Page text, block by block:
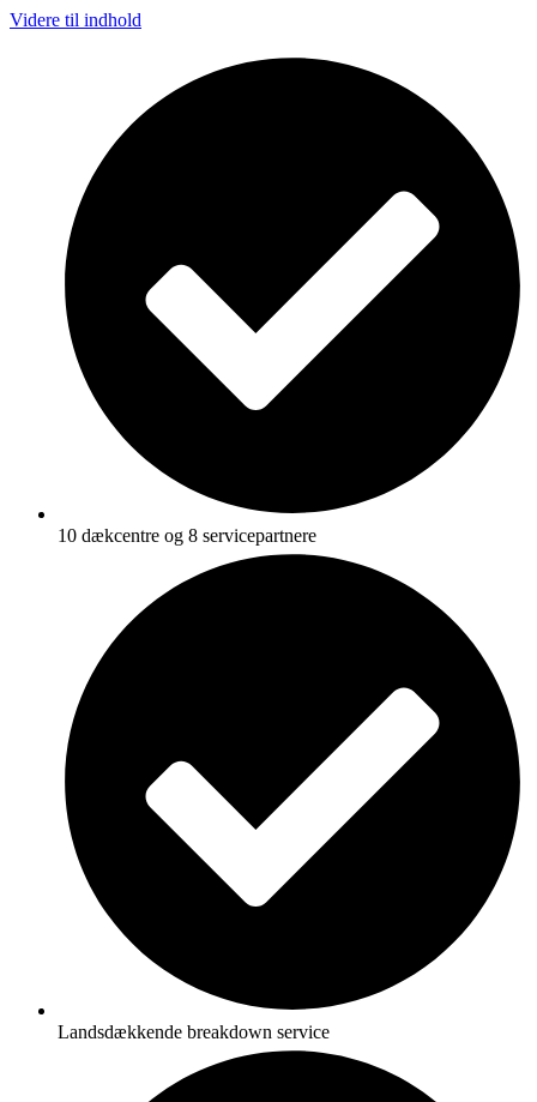
Videre til indhold
10 dækcentre og 8 servicepartnere
Landsdækkende breakdown service